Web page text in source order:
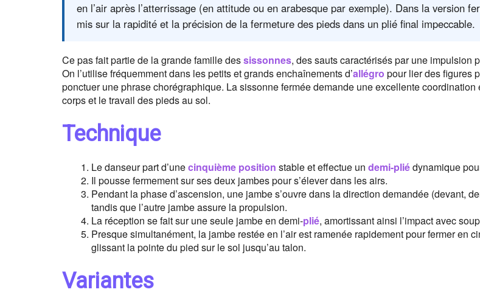
en l’air après l’atterrissage (en attitude ou en arabesque par exemple). Dans la version
mis sur la rapidité et la précision de la fermeture des pieds dans un plié final impeccable.
Ce pas fait partie de la grande famille dessissonnes, des sauts caractérisés par une impulsion
On l’utilise fréquemment dans les petits et grands enchaînements d’allégro pour lier des figures
ponctuer une phrase chorégraphique. La sissonne fermée demande une excellente coordination
corps et le travail des pieds au sol.
Technique
Le danseur part d’unecinquième position stable et effectue un demi-pliédynamique
Il pousse fermement sur ses deux jambes pour s’élever dans les airs.
Pendant la phase d’ascension, une jambe s’ouvre dans la direction demandée (devant,
tandis que l’autre jambe assure la propulsion.
La réception se fait sur une seule jambe en demi-plié, amortissant ainsi l’impact avec
Presque simultanément, la jambe restée en l’air est ramenée rapidement pour fermer en
glissant la pointe du pied sur le sol jusqu’au talon.
Variantes